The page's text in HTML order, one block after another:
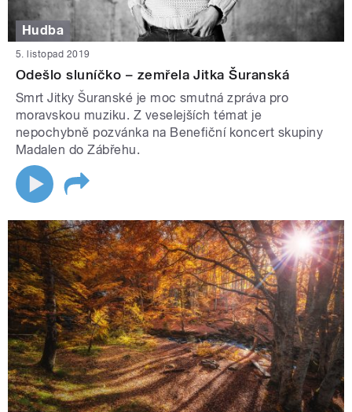
Hudba
5. listopad 2019
Odešlo sluníčko – zemřela Jitka Šuranská
Smrt Jitky Šuranské je moc smutná zpráva pro
moravskou muziku. Z veselejších témat je
nepochybně pozvánka na Benefiční koncert skupiny
Madalen do Zábřehu.